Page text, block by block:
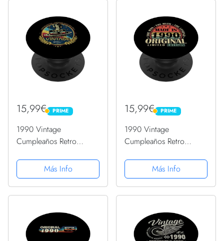
15,99€ PRIME
PRIME
1990 Vintage
Cumpleaños Retro
Hombres Mujer
PopSockets PopGrip
Intercambiable
Más Info
15,99€ PRIME
PRIME
1990 Vintage
Cumpleaños Retro
Hombres Mujer
PopSockets PopGrip
Intercambiable
Más Info